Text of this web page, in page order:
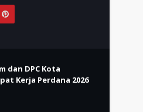
dan DPC Kota
Kerja Perdana 2026